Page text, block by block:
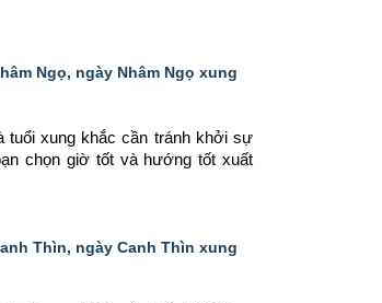
Ngọ, ngày Nhâm Ngọ xung
tuổi xung khắc cần tránh khởi sự
chọn giờ tốt và hướng tốt xuất
Thìn, ngày Canh Thìn xung